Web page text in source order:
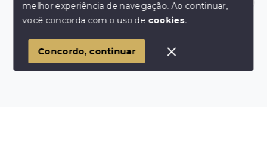
© Copyright 2026 - Ocean Consultoria de Imóveis -
SITE PARA IMOBILIARIA
Corretores Online
melhor experiência de navegação.Ao continuar,
você concorda com o uso de cookies.
Concordo, continuar